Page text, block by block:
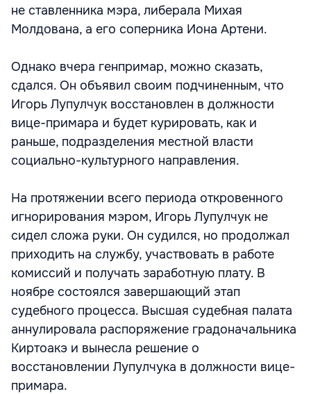
не ставленника мэра, либерала Михая
Молдована, а его соперника Иона Артени.
Однако вчера генпримар, можно сказать,
сдался. Он объявил своим подчиненным, что
Игорь Лупулчук восстановлен в должности
вице-примара и будет курировать, как и
раньше, подразделения местной власти
социально-культурного направления.
На протяжении всего периода откровенного
игнорирования мэром, Игорь Лупулчук не
сидел сложа руки. Он судился, но продолжал
приходить на службу, участвовать в работе
комиссий и получать заработную плату. В
ноябре состоялся завершающий этап
судебного процесса. Высшая судебная палата
аннулировала распоряжение градоначальника
Киртоакэ и вынесла решение о
восстановлении Лупулчука в должности вице-
примара.